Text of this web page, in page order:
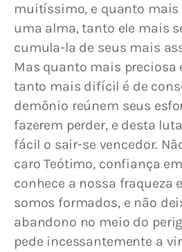
muitíssimo, e quanto mais
uma alma, tanto ele mais
cumula-la de seus mais
Mas quanto mais preciosa
tanto mais difícil é de
demônio reúnem seus
fazerem perder, e desta
fácil o sair-se vencedor.
caro Teótimo, confiança
conhece a nossa fraqueza
somos formados, e não
abandono no meio do
pede incessantemente a